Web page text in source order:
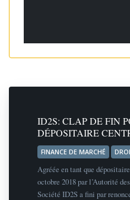
ID2S: CLAP DE FIN
DÉPOSITAIRE
FINANCE DE MARCHÉ
Agréée en tant que
octobre 2018 par l’Autorité
Société ID2S a fini par